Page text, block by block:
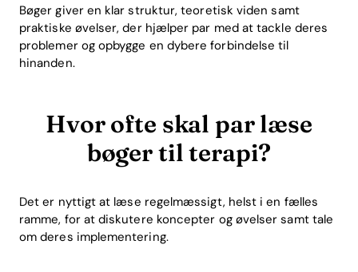
Bøger giver en klar struktur, teoretisk viden samt
praktiske øvelser, der hjælper par med at tackle deres
problemer og opbygge en dybere forbindelse til
hinanden.
Hvor ofte skal par læse
bøger til terapi?
Det er nyttigt at læse regelmæssigt, helst i en fælles
ramme, for at diskutere koncepter og øvelser samt tale
om deres implementering.